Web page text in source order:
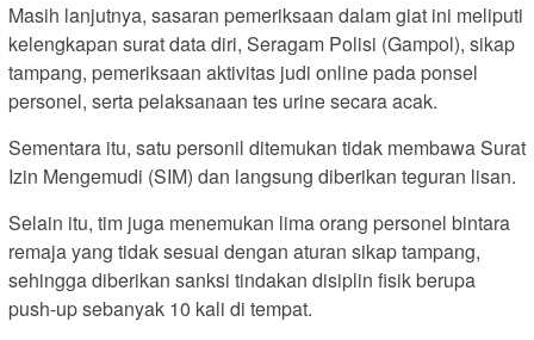
Masih lanjutnya, sasaran pemeriksaan dalam giat ini meliputi
kelengkapan surat data diri, Seragam Polisi (Gampol), sikap
tampang, pemeriksaan aktivitas judi online pada ponsel
personel, serta pelaksanaan tes urine secara acak.
Sementara itu, satu personil ditemukan tidak membawa Surat
Izin Mengemudi (SIM) dan langsung diberikan teguran lisan.
Selain itu, tim juga menemukan lima orang personel bintara
remaja yang tidak sesuai dengan aturan sikap tampang,
sehingga diberikan sanksi tindakan disiplin fisik berupa
push-up sebanyak 10 kali di tempat.